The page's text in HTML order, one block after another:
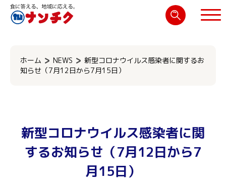
ホーム NEWS
新型コロナウイルス感染者に関するお
知らせ（7月12日から7月15日）
新型コロナウイルス感染者に関
するお知らせ（7月12日から7
月15日）